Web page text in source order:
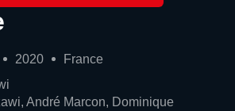
2020
France
André Marcon, Dominique